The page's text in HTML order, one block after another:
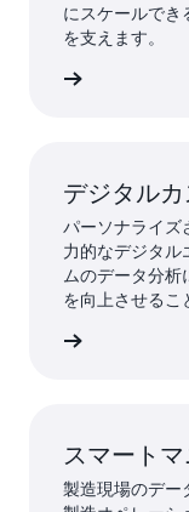
にスケールでき
を支えます。
デジタル
パーソナライズ
力的なデジタル
ムのデータ分
を向上させるこ
スマート
製造現場のデー